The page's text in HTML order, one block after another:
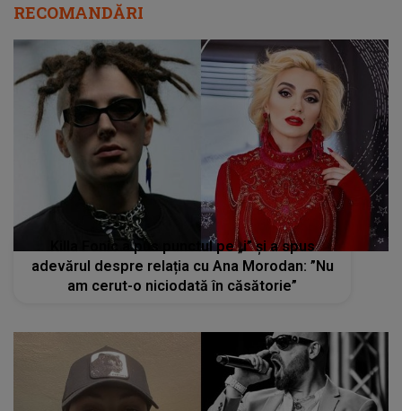
RECOMANDĂRI
Killa Fonic a pus punctul pe „i” și a spus
adevărul despre relația cu Ana Morodan: ”Nu
am cerut-o niciodată în căsătorie”